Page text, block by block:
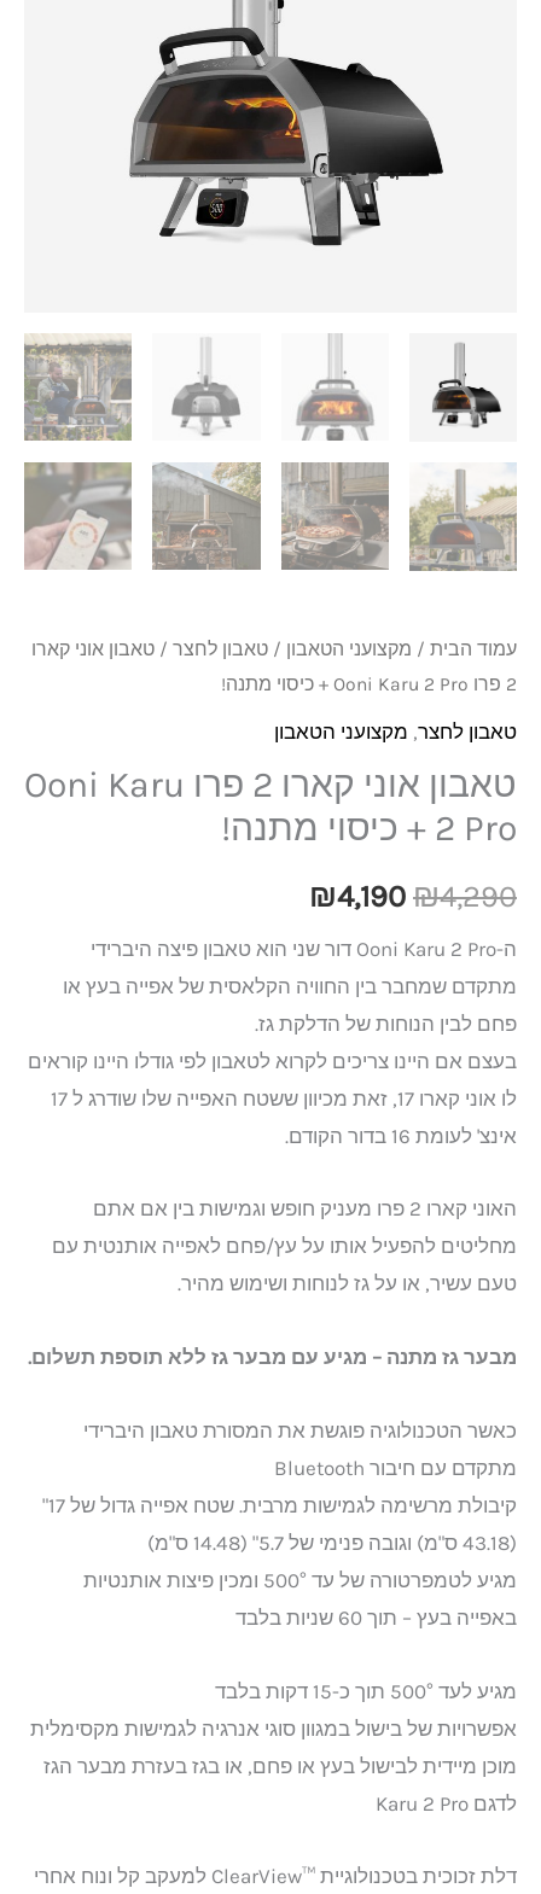
עמוד הבית / מקצועני הטאבון / טאבון לחצר / טאבון אוני קארו
2 פרו Ooni Karu 2 Pro + כיסוי מתנה!
טאבון לחצר, מקצועני הטאבון
טאבון אוני קארו 2 פרו Ooni Karu
2 Pro + כיסוי מתנה!
₪4,290
₪4,190
₪4,190.
ה-Ooni Karu 2 Pro דור שני הוא טאבון פיצה היברידי
מתקדם שמחבר בין החוויה הקלאסית של אפייה בעץ או
פחם לבין הנוחות של הדלקת גז.
בעצם אם היינו צריכים לקרוא לטאבון לפי גודלו היינו קוראים
לו אוני קארו 17, זאת מכיוון ששטח האפייה שלו שודרג ל 17
אינצ' לעומת 16 בדור הקודם.
האוני קארו 2 פרו מעניק חופש וגמישות בין אם אתם
מחליטים להפעיל אותו על עץ/פחם לאפייה אותנטית עם
טעם עשיר, או על גז לנוחות ושימוש מהיר.
מבער גז מתנה – מגיע עם מבער גז ללא תוספת תשלום.
כאשר הטכנולוגיה פוגשת את המסורת טאבון היברידי
מתקדם עם חיבור Bluetooth
קיבולת מרשימה לגמישות מרבית. שטח אפייה גדול של 17"
(43.18 ס"מ) וגובה פנימי של 5.7" (14.48 ס"מ)
מגיע לטמפרטורה של עד 500° ומכין פיצות אותנטיות
באפייה בעץ – תוך 60 שניות בלבד
מגיע לעד 500° תוך כ-15 דקות בלבד
אפשרויות של בישול במגוון סוגי אנרגיה לגמישות מקסימלית
מוכן מיידית לבישול בעץ או פחם, או בגז בעזרת מבער הגז
לדגם Karu 2 Pro
דלת זכוכית בטכנולוגיית ™ClearView למעקב קל ונוח אחרי